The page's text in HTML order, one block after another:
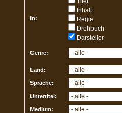
In:
Inhalt
Regie
Drehbuch
Darsteller
Genre:
Land:
Sprache:
Untertitel:
Medium: